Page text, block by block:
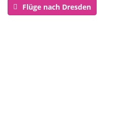
Flüge nach Dresden